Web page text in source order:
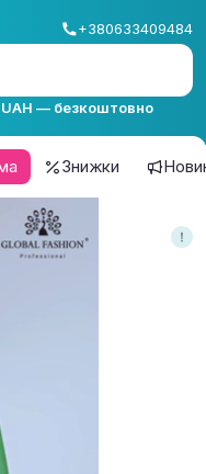
+380633409484
— безкоштовно
Знижки